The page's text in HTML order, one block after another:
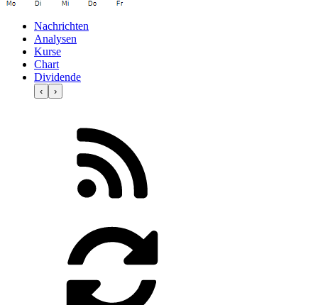
Nachrichten
Analysen
Kurse
Chart
Dividende
‹ ›